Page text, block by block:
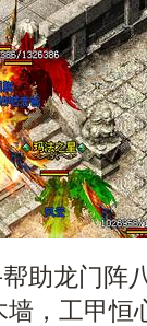
助龙门阵
，工甲恒